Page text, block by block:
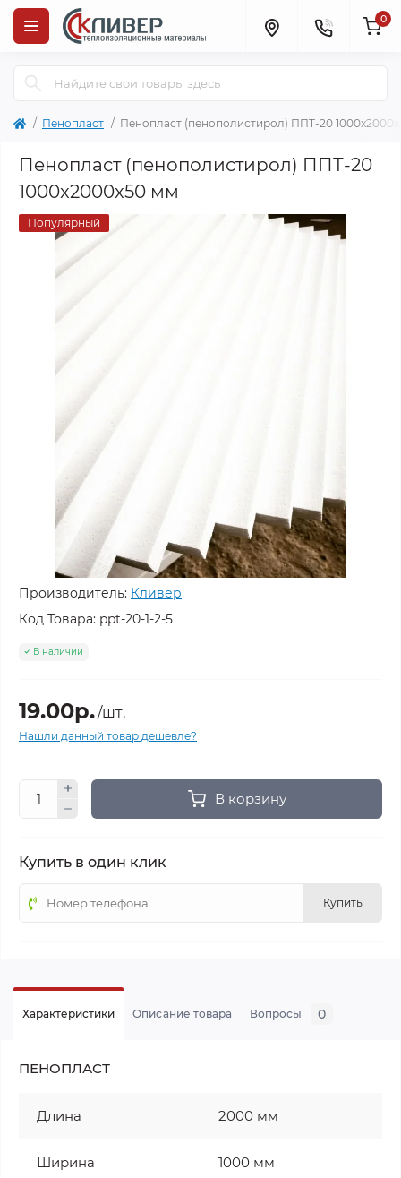
0
Пенопласт Пенопласт (пенополистирол) ППТ-20
Пенопласт (пенополистирол) ППТ-20
1000x2000x50 мм
Популярный
Производитель: Кливер
Код Товара: ppt-20-1-2-5
В наличии
19.00р./шт.
Нашли данный товар дешевле?
В корзину
Купить в один клик
Купить
Характеристики Описание товара Вопросы 0
ПЕНОПЛАСТ
Длина 2000 мм
Ширина 1000 мм